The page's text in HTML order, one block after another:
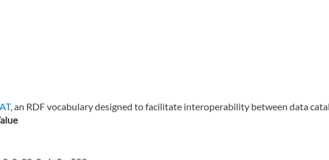
, an RDF vocabulary designed to facilitate interoperability between data